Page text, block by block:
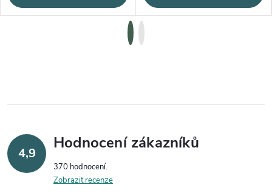
4,9
Hodnocení zákazníků
370 hodnocení
Zobrazit recenze